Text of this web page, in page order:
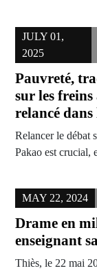
JULY 01,
2025
Pauvreté,
sur les
relancé dans
Relancer le débat
Pakao est
MAY 22, 2024
Drame en
enseignant
Thiès, le 22 mai